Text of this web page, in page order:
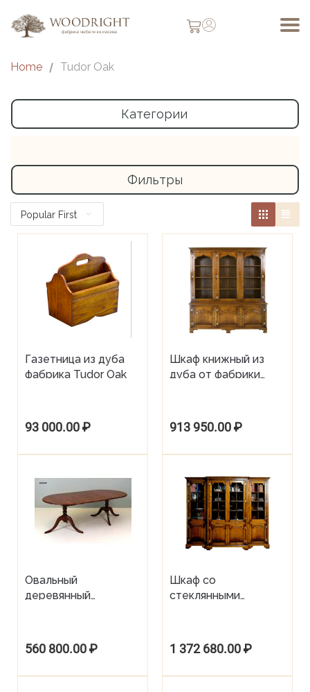
Home / Tudor Oak
Категории
Фильтры
Popular First
Газетница из дуба
фабрика Tudor Oak
93 000.00₽
Шкаф книжный из
дуба от фабрики
913 950.00₽
Овальный
деревянный
фабрики Tudor Oak
560 800.00₽
Шкаф со
стеклянными
1 372 680.00₽